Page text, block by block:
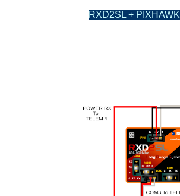
RXD2SL + PIXHAWK